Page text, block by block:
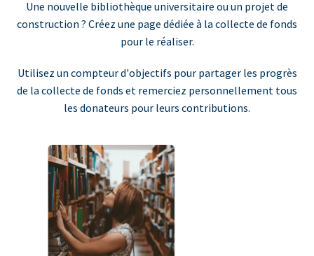
Une nouvelle bibliothèque universitaire ou un projet de
construction ? Créez une page dédiée à la collecte de fonds
pour le réaliser.
Utilisez un compteur d'objectifs pour partager les progrès
de la collecte de fonds et remerciez personnellement tous
les donateurs pour leurs contributions.